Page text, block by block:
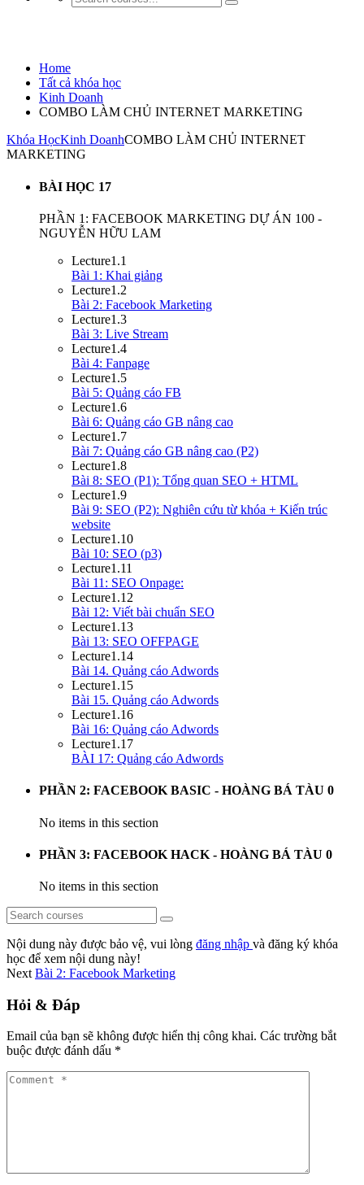
Home
Tất cả khóa học
Kinh Doanh
COMBO LÀM CHỦ INTERNET MARKETING
Khóa HọcKinh DoanhCOMBO LÀM CHỦ INTERNET
MARKETING
BÀI HỌC 17
PHẦN 1: FACEBOOK MARKETING DỰ ÁN 100 -
NGUYỄN HỮU LAM
Lecture1.1
Bài 1: Khai giảng
Lecture1.2
Bài 2: Facebook Marketing
Lecture1.3
Bài 3: Live Stream
Lecture1.4
Bài 4: Fanpage
Lecture1.5
Bài 5: Quảng cáo FB
Lecture1.6
Bài 6: Quảng cáo GB nâng cao
Lecture1.7
Bài 7: Quảng cáo GB nâng cao (P2)
Lecture1.8
Bài 8: SEO (P1): Tổng quan SEO + HTML
Lecture1.9
Bài 9: SEO (P2): Nghiên cứu từ khóa + Kiến trúc
website
Lecture1.10
Bài 10: SEO (p3)
Lecture1.11
Bài 11: SEO Onpage:
Lecture1.12
Bài 12: Viết bài chuẩn SEO
Lecture1.13
Bài 13: SEO OFFPAGE
Lecture1.14
Bài 14. Quảng cáo Adwords
Lecture1.15
Bài 15. Quảng cáo Adwords
Lecture1.16
Bài 16: Quảng cáo Adwords
Lecture1.17
BÀI 17: Quảng cáo Adwords
PHẦN 2: FACEBOOK BASIC - HOÀNG BÁ TÀU 0
No items in this section
PHẦN 3: FACEBOOK HACK - HOÀNG BÁ TÀU 0
No items in this section
Nội dung này được bảo vệ, vui lòng đăng nhập và đăng ký khóa
học để xem nội dung này!
Next Bài 2: Facebook Marketing
Hỏi & Đáp
Email của bạn sẽ không được hiển thị công khai. Các trường bắt
buộc được đánh dấu *